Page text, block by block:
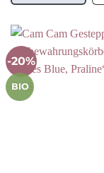
-20%
BIO